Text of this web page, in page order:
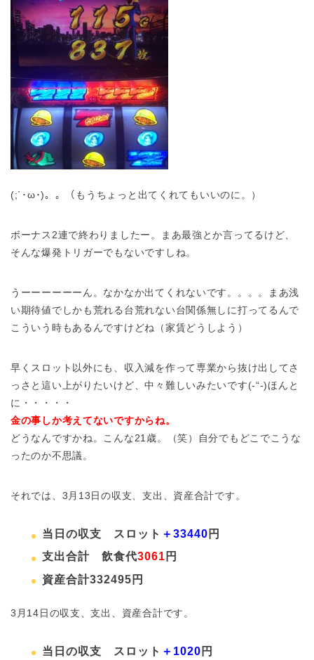
(;´･ω･)。。（もうちょっと出てくれてもいいのに。）
ボーナス2連で終わりましたー。まあ最強とか言ってるけど、
そんな爆発トリガーでもないですしね。
うーーーーーーん。なかなか出てくれないです。。。。まあ浅
い期待値でしかも荒れる台荒れない台関係無しに打ってるんで
こういう時もあるんですけどね（家賃どうしよう）
早くスロット以外にも、収入減を作って専業から抜け出してさ
っさと這い上がりたいけど、中々難しいみたいです(-“-)ほんと
に・・・・・
金の事しか考えてないですからね。
どうなんですかね。こんな21歳。（笑）自分でもどこでこうな
ったのか不思議。
それでは、3月13日の収支、支出、資産合計です。
当日の収支 スロット ＋33440 円
支出合計 飲食代3061 円
資産合計332495円
3月14日の収支、支出、資産合計です。
当日の収支 スロット ＋1020 円